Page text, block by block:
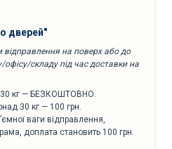
дверей"
відправлення на поверх або до
складу під час доставки на
30 кг — БЕЗКОШТОВНО.
30 кг — 100 грн.
ваги відправлення,
доплата становить 100 грн.